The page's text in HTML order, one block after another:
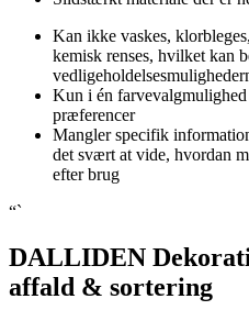
Kan ikke vaskes,
kemisk renses, hvilket kan
Kun i én
præferencer
Mangler specifik
det svært at vide, hvordan
efter brug
“`
DALLIDEN
affald & sortering